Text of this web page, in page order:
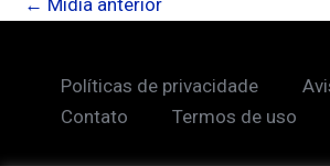
← Mídia anterior
Políticas de privacidade
Contato
Termos de uso